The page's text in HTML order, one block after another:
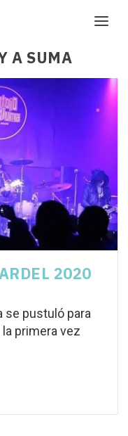
A SUMA
2020
se pustuló para
la primera vez